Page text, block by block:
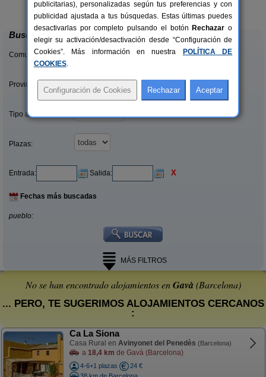
desde33 €
Castellfollit del Boix (Barcelona)
Buscar
Comunidades:
Provincias/Islas:
Tipo alquiler:
Plazas:
Entrada: Salida: X
Fechas más buscadas
pueblo:
MÁS FILTROS
No se han encontrado alojamientos enGavà (Barcelona)
... PERO, TE SUGERIMOS ALOJAMIENTOS CERCANOS
:
Ca La Siona
Casa Rural en Avinyonet del Penedès (Barcelona)
a 18,4 km de Gavà (Barcelona)
4-6+1 plazas
24 €
publicitarias), personalizadas según tus preferencias y con
publicidad ajustada a tus búsquedas. Estas últimas puedes
desactivarlas por completo pulsando el botón Rechazar o
elegir su activación/desactivación desde “Configuración de
Cookies”. Más información en nuestra
POLÍTICA DE
COOKIES.